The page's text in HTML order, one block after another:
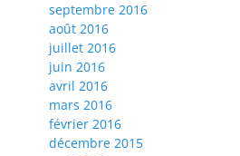
septembre 2016
août 2016
juillet 2016
juin 2016
avril 2016
mars 2016
février 2016
décembre 2015